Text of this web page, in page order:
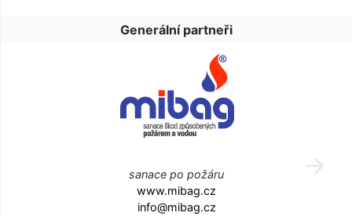
Generální partneři
sanace po požáru
www.mibag.cz
info@mibag.cz